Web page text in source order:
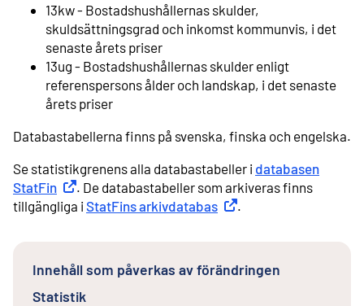
13kw - Bostadshushållernas skulder,
skuldsättningsgrad och inkomst kommunvis, i det
senaste årets priser
13ug - Bostadshushållernas skulder enligt
referenspersons ålder och landskap, i det senaste
årets priser
Databastabellerna finns på svenska, finska och engelska.
Se statistikgrenens alla databastabeller i databasen
StatFin Extern länk
. De databastabeller som arkiveras finns
tillgängliga i StatFins arkivdatabas Extern länk
.
Innehåll som påverkas av förändringen
Statistik